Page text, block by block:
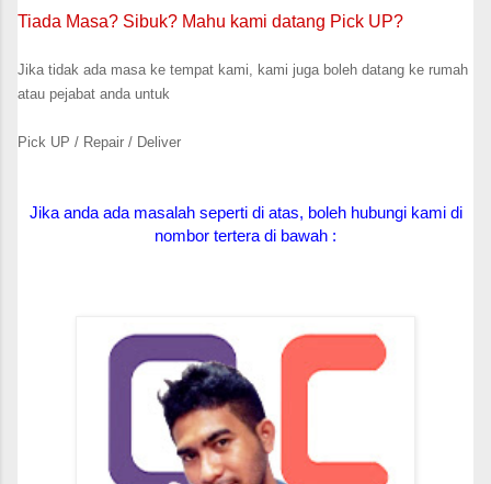
Tiada Masa? Sibuk? Mahu kami datang Pick UP?
Jika tidak ada masa ke tempat kami, kami juga boleh datang ke rumah
atau pejabat anda untuk
Pick UP / Repair / Deliver
Jika anda ada masalah seperti di atas, boleh hubungi kami di
nombor tertera di bawah :